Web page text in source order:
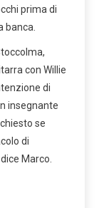
prima di
banca.
con Willie
di
insegnante
se
di
Marco.